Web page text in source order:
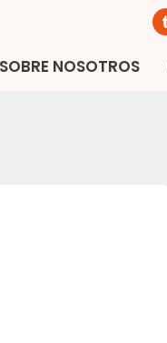
SOBRE NOSOTROS